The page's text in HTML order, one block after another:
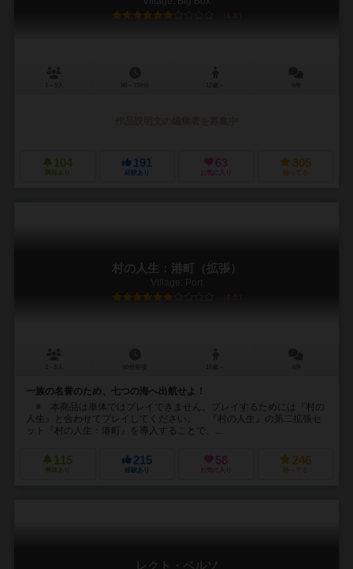
6.8
104
興味あり
191
経験あり
63
お気に入り
305
持ってる
村の人生：港町（拡張）
Village: Port
6.5
一族の名誉のため、七つの海へ出航せよ！
※ 本商品は単体ではプレイできません。プレイするためには『村の
人生』と合わせてプレイしてください。 『村の人生』の第二拡張セ
ット『村の人生：港町』を導入することで、...
115
興味あり
215
経験あり
58
お気に入り
246
持ってる
レクト・ベルソ